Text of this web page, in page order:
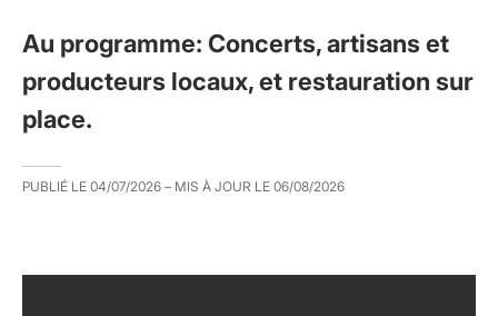
Au programme: Concerts, artisans et
producteurs locaux, et restauration sur
place.
PUBLIÉ LE 04/07/2026 – MIS À JOUR LE 06/08/2026